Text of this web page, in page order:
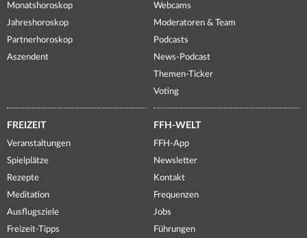
Monatshoroskop
Jahreshoroskop
Partnerhoroskop
Aszendent
Webcams
Moderatoren & Team
Podcasts
News-Podcast
Themen-Ticker
Voting
FREIZEIT
Veranstaltungen
Spielplätze
Rezepte
Meditation
Ausflugsziele
Freizeit-Tipps
FFH-WELT
FFH-App
Newsletter
Kontakt
Frequenzen
Jobs
Führungen